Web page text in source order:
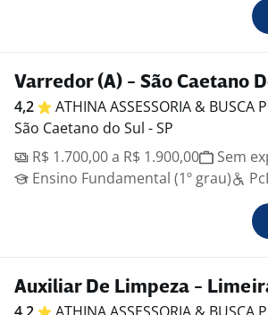
Varredor (A) - São Caetano
4,2 ATHINA ASSESSORIA & BUSCA
São Caetano do Sul - SP
R$ 1.700,00 a R$ 1.900,00
Sem
Ensino Fundamental (1º grau)
Auxiliar De Limpeza -